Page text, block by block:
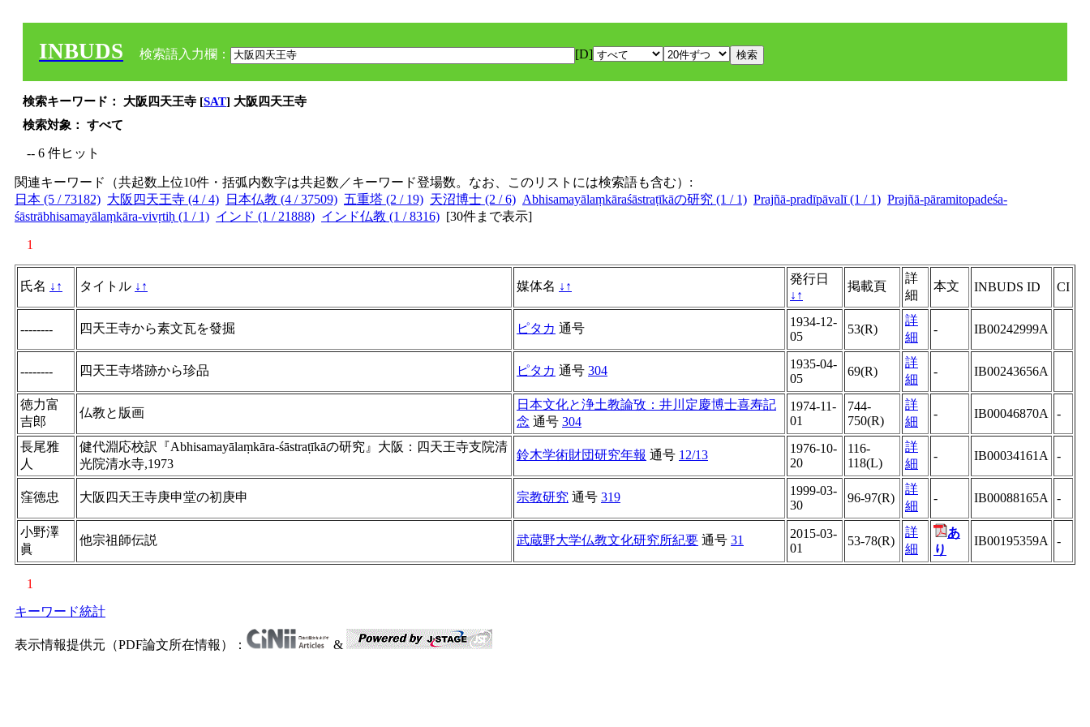
INBUDS 検索語入力欄： [D]
検索キーワード： 大阪四天王寺 [SAT] 大阪四天王寺
検索対象： すべて
-- 6 件ヒット
関連キーワード（共起数上位10件・括弧内数字は共起数／キーワード登場数。なお、このリストには検索語も含む）:
日本 (5 / 73182) 大阪四天王寺 (4 / 4) 日本仏教 (4 / 37509) 五重塔 (2 / 19) 天沼博士 (2 / 6) Abhisamayālaṃkāraśāstraṭīkāの研究 (1 / 1) Prajñā-pradīpāvalī (1 / 1) Prajñā-pāramitopadeśa-
śāstrābhisamayālaṃkāra-vivṛtiḥ (1 / 1) インド (1 / 21888) インド仏教 (1 / 8316) [30件まで表示]
1
氏名 ↓ ↑ タイトル ↓ ↑ 媒体名 ↓ ↑
発行日
↓ ↑
掲載頁
詳
細
本文 INBUDS ID CI
-------- 四天王寺から素文瓦を發掘 ピタカ 通号
1934-12-
05
53(R)
詳
細
- IB00242999A
-------- 四天王寺塔跡から珍品 ピタカ 通号 304
1935-04-
05
69(R)
詳
細
- IB00243656A
徳力富
吉郎
仏教と版画
日本文化と浄土教論攷：井川定慶博士喜寿記
念 通号 304
1974-11-
01
744-
750(R)
詳
細
- IB00046870A -
長尾雅
人
健代淵応校訳『Abhisamayālaṃkāra-śāstraṭīkāの研究』大阪：四天王寺支院清
光院清水寺,1973
鈴木学術財団研究年報 通号 12/13
1976-10-
20
116-
118(L)
詳
細
- IB00034161A -
窪徳忠 大阪四天王寺庚申堂の初庚申 宗教研究 通号 319
1999-03-
30
96-97(R)
詳
細
- IB00088165A -
小野澤
眞
他宗祖師伝説 武蔵野大学仏教文化研究所紀要 通号 31
2015-03-
01
53-78(R)
詳
細
あ
り
IB00195359A -
1
キーワード統計
表示情報提供元（PDF論文所在情報）： &